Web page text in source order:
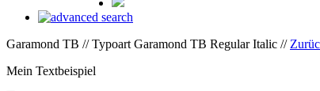
Garamond TB // Typoart Garamond TB Regular Italic //
Mein Textbeispiel